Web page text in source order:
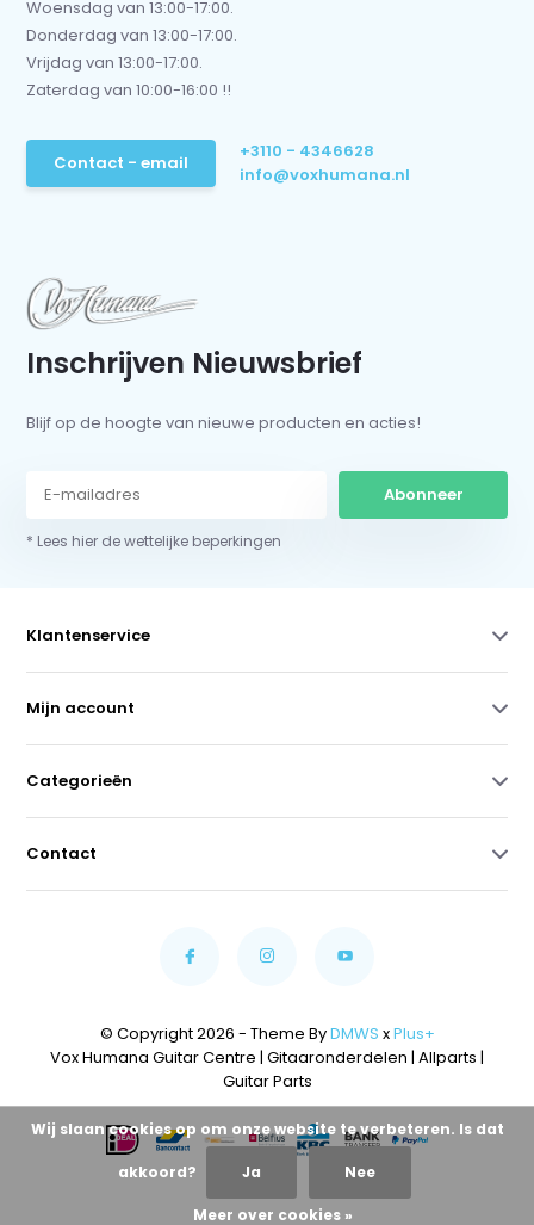
Woensdag van 13:00-17:00.
Donderdag van 13:00-17:00.
Vrijdag van 13:00-17:00.
Zaterdag van 10:00-16:00 !!
Contact - email
+3110 - 4346628
info@voxhumana.nl
Inschrijven Nieuwsbrief
Blijf op de hoogte van nieuwe producten en acties!
Abonneer
* Lees hier de wettelijke beperkingen
Klantenservice
Mijn account
Categorieën
Contact
© Copyright 2026 - Theme ByDMWS xPlus+
Vox Humana Guitar Centre | Gitaaronderdelen | Allparts |
Guitar Parts
Wij slaan cookies op om onze website te verbeteren. Is dat
akkoord? Ja Nee
Meer over cookies »